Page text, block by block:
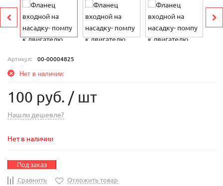
Артикул: 00-00004825
Нет в наличии:
100 руб. / шт
Нашли дешевле?
Нет в наличии
Под заказ
Сравнить Отложить товар